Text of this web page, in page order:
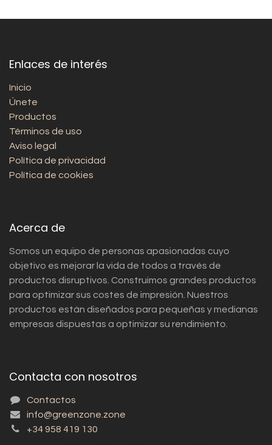
Enlaces de interés
Inicio
Únete
Productos
Términos de uso
Aviso legal
Política de privacidad
Política de cookies
Acerca de
Somos un equipo de personas apasionadas cuyo
objetivo es mejorar la vida de todos a través de
productos disruptivos. Construimos grandes productos
para optimizar sus costes de impresión. Nuestros
productos están diseñados para pequeñas y medianas
empresas dispuestas a optimizar su rendimiento.
Contacta con nosotros
Contactos
info@greenzone.zone
+34 958 419 130